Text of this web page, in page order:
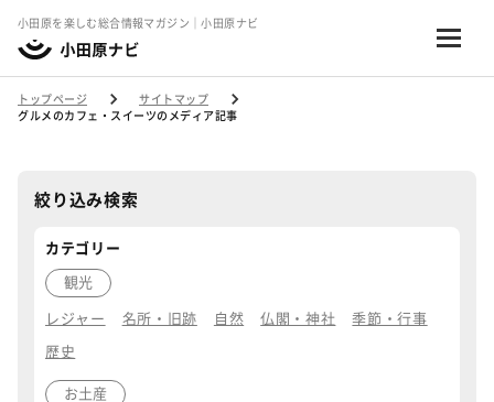
小田原を楽しむ総合情報マガジン｜小田原ナビ
トップページ
サイトマップ
グルメのカフェ・スイーツのメディア記事
絞り込み検索
カテゴリー
観光
レジャー 名所・旧跡 自然 仏閣・神社 季節・行事
歴史
お土産